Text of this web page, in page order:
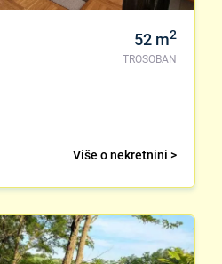
52 m2
TROSOBAN
Više o nekretnini >